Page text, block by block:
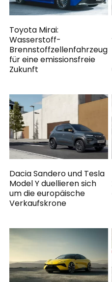
Toyota Mirai:
Wasserstoff-
Brennstoffzellenfahrzeug
für eine emissionsfreie
Zukunft
Dacia Sandero und Tesla
Model Y duellieren sich
um die europäische
Verkaufskrone